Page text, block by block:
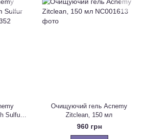
Sulfur
Очищуючий гель Acnemy
Zitclean, 150 мл
960 грн